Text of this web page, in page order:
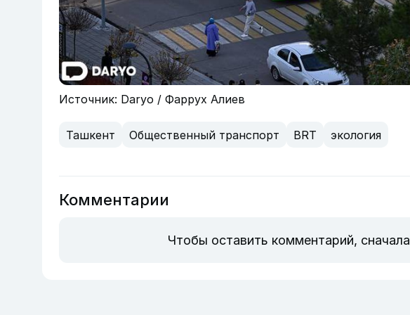
Источник: Daryo / Фаррух Алиев
Ташкент Общественный транспорт BRT экология
Комментарии
Чтобы оставить комментарий, сначала